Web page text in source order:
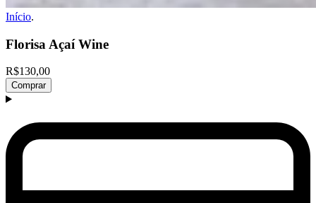
Início.
Florisa Açaí Wine
R$130,00
Comprar